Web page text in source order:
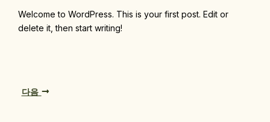
Welcome to WordPress. This is your first post. Edit or
delete it, then start writing!
다음